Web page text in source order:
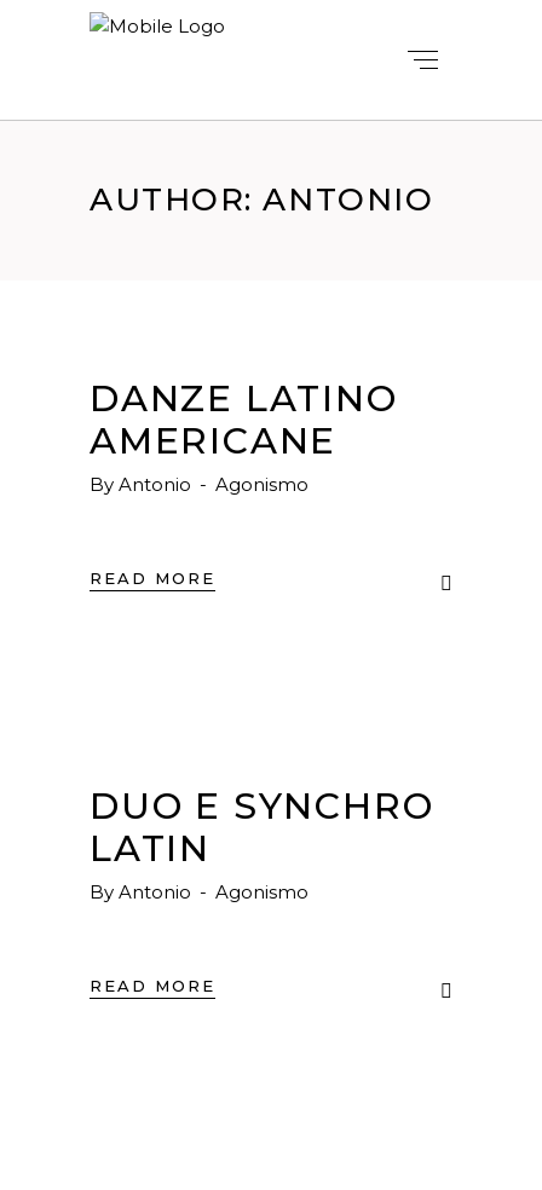
AUTHOR: ANTONIO
DANZE LATINO
AMERICANE
By Antonio Agonismo
READ MORE
DUO E SYNCHRO
LATIN
By Antonio Agonismo
READ MORE